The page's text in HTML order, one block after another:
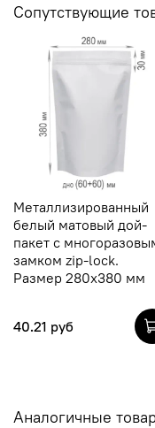
Сопутствующие
Металлизированный
белый матовый дой-
пакет с
замком zip-lock.
Размер 280х380 мм
40.21 руб
Аналогичные